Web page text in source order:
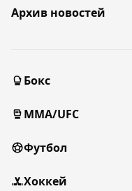
Архив новостей
Бокс
MMA/UFC
Футбол
Хоккей